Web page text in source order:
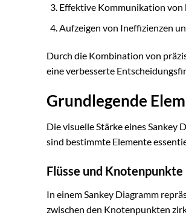
Effektive Kommunikation von
Aufzeigen von Ineffizienzen
Durch die Kombination von
eine verbesserte
Grundlegende
Die visuelle Stärke eines
sind bestimmte Elemente
Flüsse und Knotenpunkte
In einem Sankey Diagramm
zwischen den Knotenpunkten